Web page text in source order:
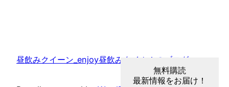
昼飲みクイーン_enjoy昼飲みタイム！のブログ
無料購読
最新情報をお届け！